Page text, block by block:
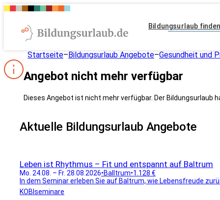
Bildungsurlaub
Startseite–Bildungsurlaub Angebote–Gesundheit und
Angebot nicht mehr verfügbar
Dieses Angebot ist nicht mehr verfügbar. Der
Aktuelle Bildungsurlaub Angebote
Leben ist Rhythmus – Fit und entspannt auf Baltrum
Mo. 24.08. – Fr. 28.08.2026•Balltrum•1.128 €
In dem Seminar erleben Sie auf Baltrum, wie Lebensfreude
KOBIseminare